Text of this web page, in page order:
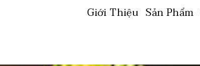
Giới Thiệu Sản Phẩm